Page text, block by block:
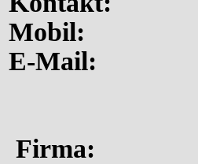
Mobil:
E-Mail:
Firma: